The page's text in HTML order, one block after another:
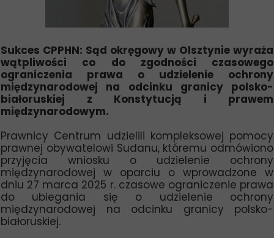
Sukces CPPHN: Sąd okręgowy w Olsztynie wyraża
wątpliwości co do zgodności czasowego
ograniczenia prawa o udzielenie ochrony
międzynarodowej na odcinku granicy polsko-
białoruskiej z Konstytucją i prawem
międzynarodowym.
Prawnicy Centrum udzielili kompleksowej pomocy
prawnej obywatelowi Sudanu, któremu odmówiono
przyjęcia wniosku o udzielenie ochrony
międzynarodowej w oparciu o wprowadzone w
dniu 27 marca 2025 r. czasowe ograniczenie prawa
do ubiegania się o udzielenie ochrony
międzynarodowej na odcinku granicy polsko-
białoruskiej.